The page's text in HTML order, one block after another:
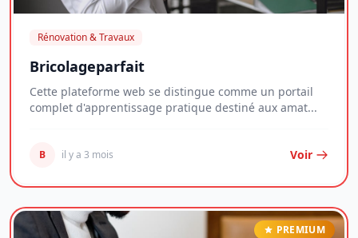
Rénovation & Travaux
Bricolageparfait
Cette plateforme web se distingue comme un portail
complet d'apprentissage pratique destiné aux amat...
B il y a 3 mois Voir
PREMIUM